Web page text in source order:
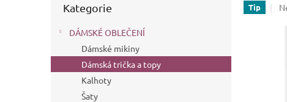
n
kategorie
Kategorie
DÁMSKÉ OBLEČENÍ
Dámské mikiny
Dámská trička a topy
Kalhoty
Šaty
Tip